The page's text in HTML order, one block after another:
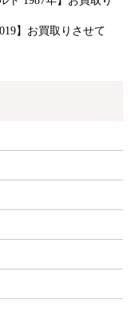
】お買取りさせて